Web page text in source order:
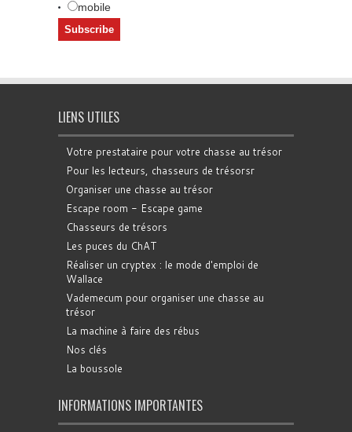
mobile
LIENS UTILES
Votre prestataire pour votre chasse au trésor
Pour les lecteurs, chasseurs de trésorsr
Organiser une chasse au trésor
Escape room - Escape game
Chasseurs de trésors
Les puces du ChAT
Réaliser un cryptex : le mode d'emploi de
Wallace
Vademecum pour organiser une chasse au
trésor
La machine à faire des rébus
Nos clés
La boussole
INFORMATIONS IMPORTANTES